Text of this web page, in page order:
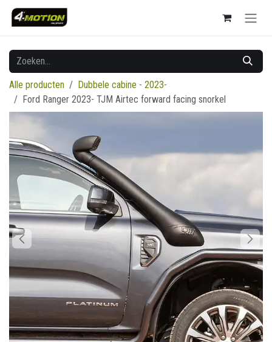
Overslaan naar inhoud
Alle producten
Dubbele cabine - 2023-
Ford Ranger 2023- TJM Airtec forward facing snorkel